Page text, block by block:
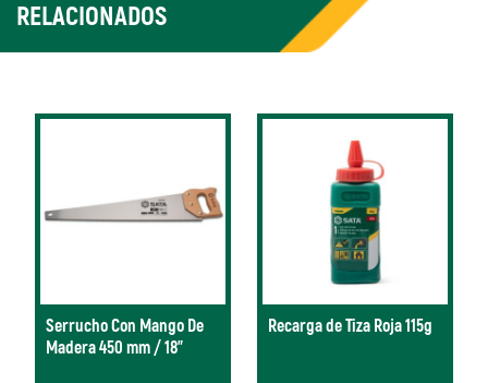
RELACIONADOS
Serrucho Con Mango De
Madera 450 mm / 18"
Recarga de Tiza Roja 115g